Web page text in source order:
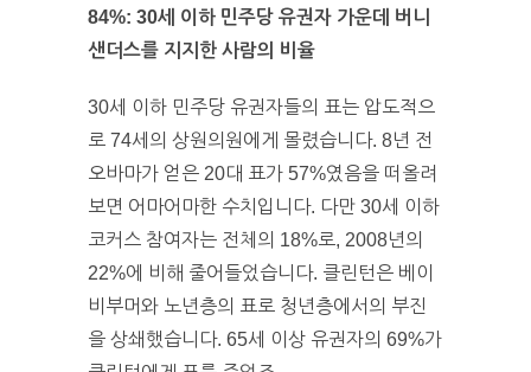
84%: 30세 이하 민주당 유권자 가운데 버니
샌더스를 지지한 사람의 비율
30세 이하 민주당 유권자들의 표는 압도적으
로 74세의 상원의원에게 몰렸습니다. 8년 전
오바마가 얻은 20대 표가 57%였음을 떠올려
보면 어마어마한 수치입니다. 다만 30세 이하
코커스 참여자는 전체의 18%로, 2008년의
22%에 비해 줄어들었습니다. 클린턴은 베이
비부머와 노년층의 표로 청년층에서의 부진
을 상쇄했습니다. 65세 이상 유권자의 69%가